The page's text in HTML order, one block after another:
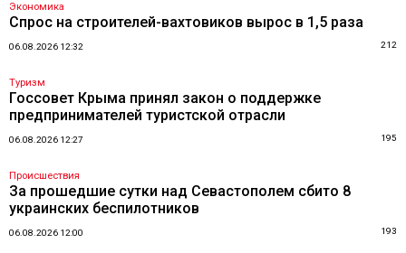
Экономика
Спрос на строителей-вахтовиков вырос в 1,5 раза
06.08.2026 12:32 212
Туризм
Госсовет Крыма принял закон о поддержке
предпринимателей туристской отрасли
06.08.2026 12:27 195
Происшествия
За прошедшие сутки над Севастополем сбито 8
украинских беспилотников
06.08.2026 12:00 193